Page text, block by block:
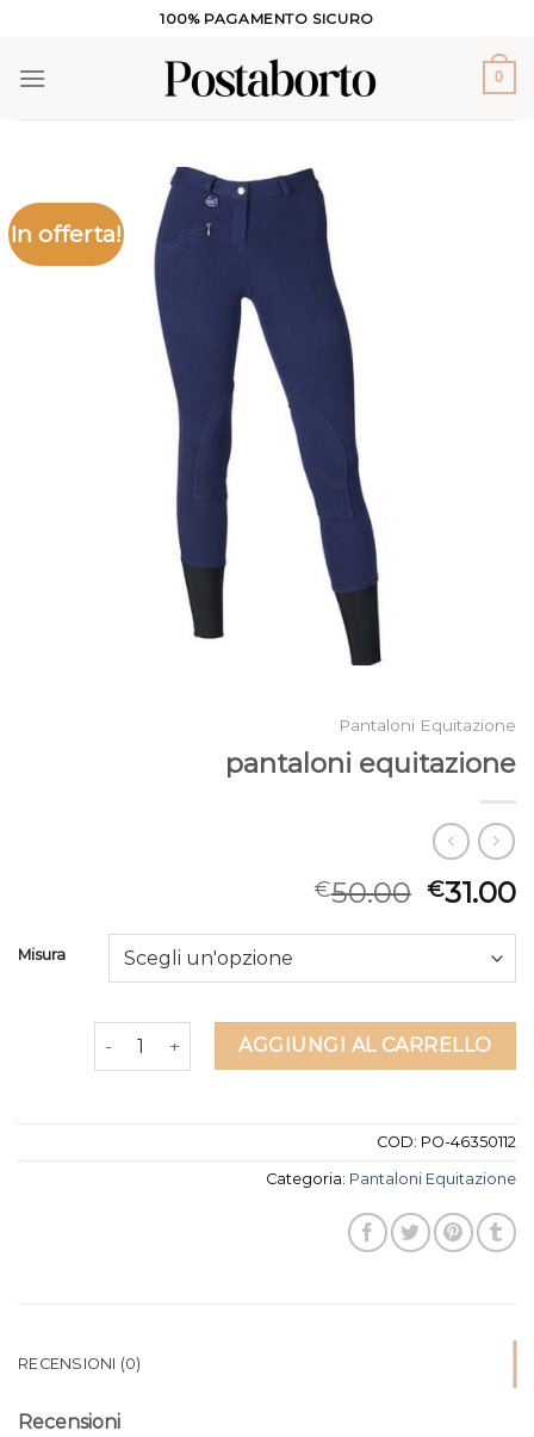
contenuti
100% PAGAMENTO SICURO
0
In offerta!
Pantaloni Equitazione
pantaloni equitazione
€50.00 €31.00
Misura
pantaloni equitazione quantitàAGGIUNGI AL CARRELLO
COD: PO-46350112
Categoria: Pantaloni Equitazione
RECENSIONI (0)
Recensioni